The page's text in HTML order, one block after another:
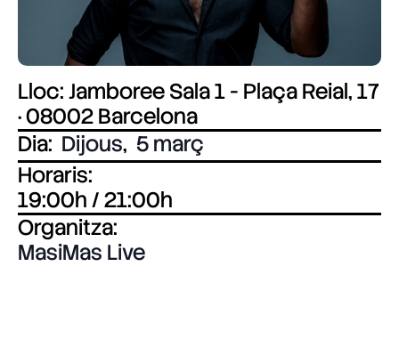
Lloc: Jamboree Sala 1 - Plaça Reial, 17
· 08002 Barcelona
Dia: Dijous, 5 març
Horaris:
19:00h / 21:00h
Organitza:
MasiMas Live